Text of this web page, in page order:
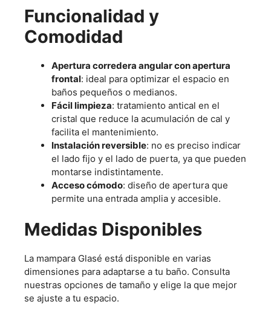
Funcionalidad y
Comodidad
Apertura corredera angular con apertura
frontal: ideal para optimizar el espacio en
baños pequeños o medianos.
Fácil limpieza: tratamiento antical en el
cristal que reduce la acumulación de cal y
facilita el mantenimiento.
Instalación reversible: no es preciso indicar
el lado fijo y el lado de puerta, ya que pueden
montarse indistintamente.
Acceso cómodo: diseño de apertura que
permite una entrada amplia y accesible.
Medidas Disponibles
La mampara Glasé está disponible en varias
dimensiones para adaptarse a tu baño. Consulta
nuestras opciones de tamaño y elige la que mejor
se ajuste a tu espacio.